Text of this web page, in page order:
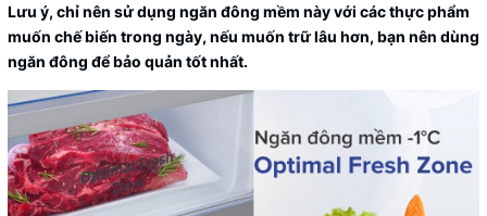
Lưu ý, chỉ nên sử dụng ngăn đông mềm này với các thực phẩm
muốn chế biến trong ngày, nếu muốn trữ lâu hơn, bạn nên dùng
ngăn đông để bảo quản tốt nhất.